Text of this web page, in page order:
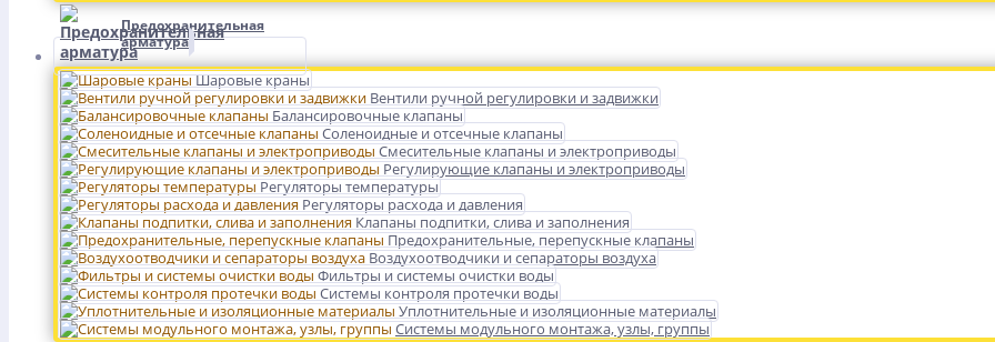
Предохранительная
арматура
Шаровые краны
Вентили ручной регулировки и задвижки
Балансировочные клапаны
Соленоидные и отсечные клапаны
Смесительные клапаны и электроприводы
Регулирующие клапаны и электроприводы
Регуляторы температуры
Регуляторы расхода и давления
Клапаны подпитки, слива и заполнения
Предохранительные, перепускные клапаны
Воздухоотводчики и сепараторы воздуха
Фильтры и системы очистки воды
Системы контроля протечки воды
Уплотнительные и изоляционные материалы
Системы модульного монтажа, узлы, группы